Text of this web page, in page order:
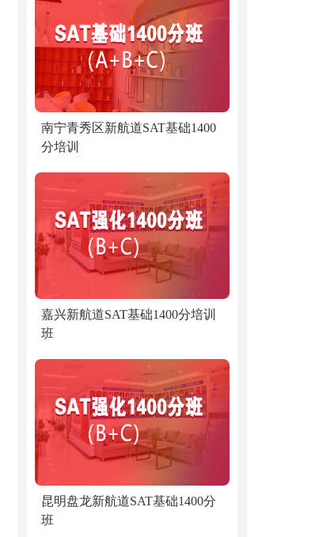
南宁青秀区新航道SAT基础1400
分培训
嘉兴新航道SAT基础1400分培训
班
昆明盘龙新航道SAT基础1400分
班